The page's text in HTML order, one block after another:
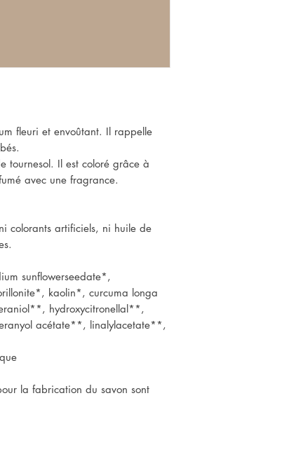
fleuri et envoûtant. Il rappelle
tournesol. Il est coloré grâce à
avec une fragrance.
colorants artificiels, ni huile de
sunflowerseedate*,
kaolin*, curcuma longa
hydroxycitronellal**,
acétate**, linalylacetate**,
la fabrication du savon sont